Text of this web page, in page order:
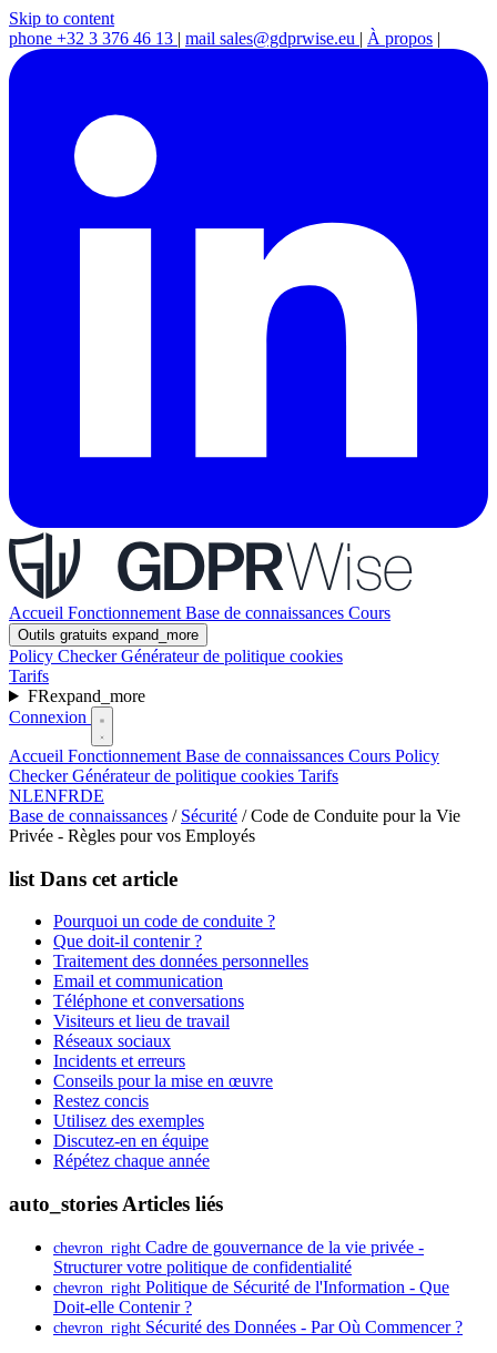
Skip to content
phone +32 3 376 46 13 | mail sales@gdprwise.eu | À propos |
Accueil Fonctionnement Base de connaissances Cours
Outils gratuits expand_more
Policy CheckerGénérateur de politique cookies
Tarifs
FRexpand_more
Connexion
Accueil Fonctionnement Base de connaissances Cours Policy
CheckerGénérateur de politique cookies Tarifs
NLENFRDE
Base de connaissances / Sécurité / Code de Conduite pour la Vie
Privée - Règles pour vos Employés
list Dans cet article
Pourquoi un code de conduite ?
Que doit-il contenir ?
Traitement des données personnelles
Email et communication
Téléphone et conversations
Visiteurs et lieu de travail
Réseaux sociaux
Incidents et erreurs
Conseils pour la mise en œuvre
Restez concis
Utilisez des exemples
Discutez-en en équipe
Répétez chaque année
auto_stories Articles liés
chevron_right Cadre de gouvernance de la vie privée -
Structurer votre politique de confidentialité
chevron_right Politique de Sécurité de l'Information - Que
Doit-elle Contenir ?
chevron_right Sécurité des Données - Par Où Commencer ?